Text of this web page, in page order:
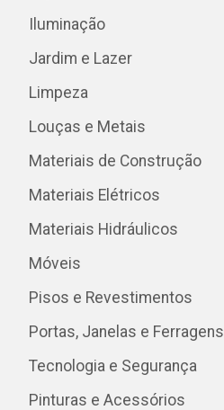
Iluminação
Jardim e Lazer
Limpeza
Louças e Metais
Materiais de Construção
Materiais Elétricos
Materiais Hidráulicos
Móveis
Pisos e Revestimentos
Portas, Janelas e Ferragens
Tecnologia e Segurança
Pinturas e Acessórios